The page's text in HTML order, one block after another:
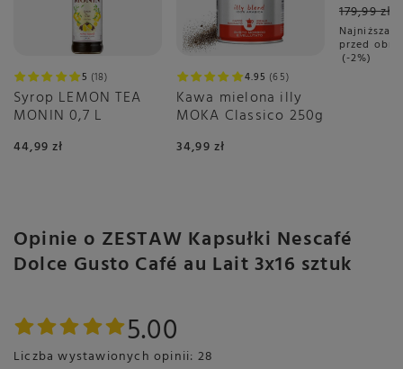
5 18
Syrop LEMON TEA
MONIN 0,7 L
44,99 zł
4.95 65
Kawa mielona illy
MOKA Classico 250g
34,99 zł
179,99 zł
Najniższa
przed
-2%
Opinie o ZESTAW Kapsułki Nescafé
Dolce Gusto Café au Lait 3x16 sztuk
5.00
Liczba wystawionych opinii: 28